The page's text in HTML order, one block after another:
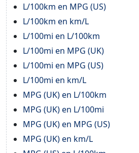
L/100km en MPG (US)
L/100km en km/L
L/100mi en L/100km
L/100mi en MPG (UK)
L/100mi en MPG (US)
L/100mi en km/L
MPG (UK) en L/100km
MPG (UK) en L/100mi
MPG (UK) en MPG (US)
MPG (UK) en km/L